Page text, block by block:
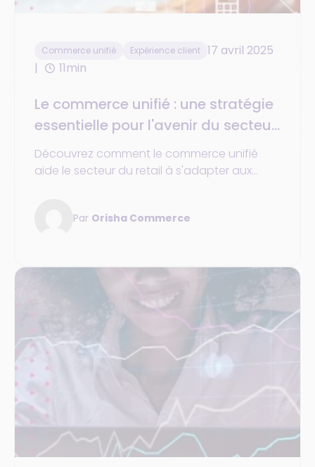
Commerce unifié Expérience client 17 avril 2025
11min
Le commerce unifié : une stratégie
essentielle pour l'avenir du secteur
du retail et l’expérience client
Découvrez comment le commerce unifié
aide le secteur du retail à s'adapter aux
Par Orisha Commerce